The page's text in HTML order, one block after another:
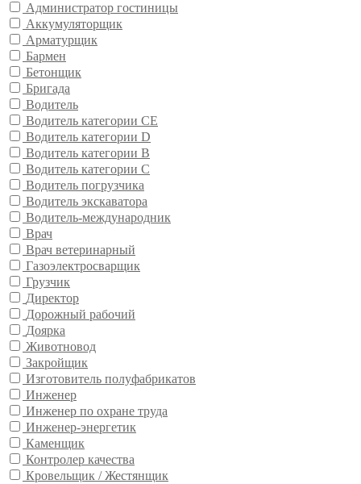
Администратор гостиницы
Аккумуляторщик
Арматурщик
Бармен
Бетонщик
Бригада
Водитель
Водитель категории CE
Водитель категории D
Водитель категории В
Водитель категории С
Водитель погрузчика
Водитель экскаватора
Водитель-международник
Врач
Врач ветеринарный
Газоэлектросварщик
Грузчик
Директор
Дорожный рабочий
Доярка
Животновод
Закройщик
Изготовитель полуфабрикатов
Инженер
Инженер по охране труда
Инженер-энергетик
Каменщик
Контролер качества
Кровельщик / Жестянщик